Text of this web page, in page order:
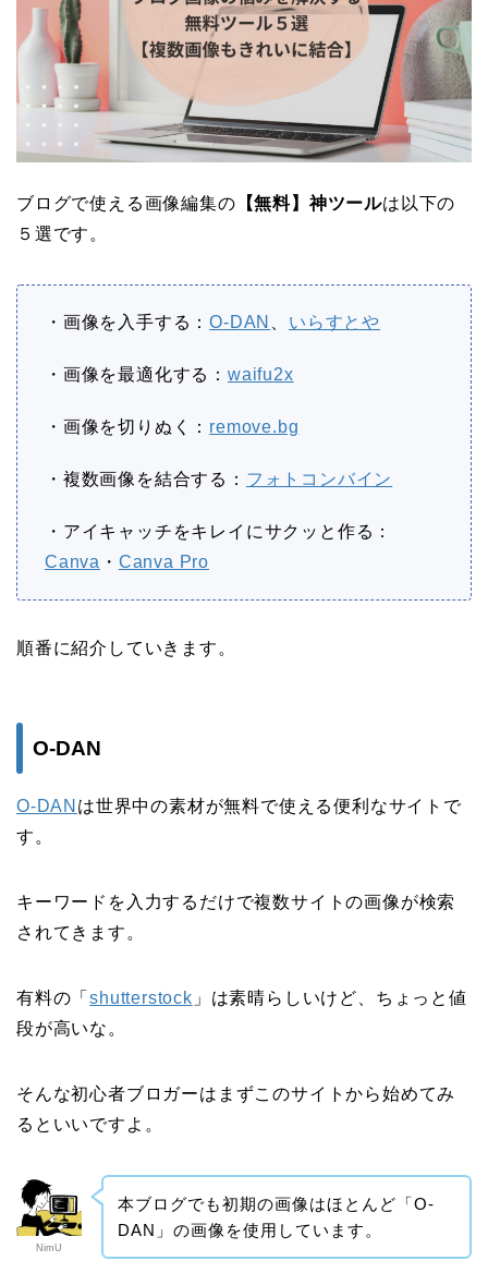
ブログで使える画像編集の 【無料】神ツールは以下の
５選です。
・画像を入手する：O-DAN いらすとや
・画像を最適化する： waifu2x
・画像を切りぬく： remove.bg
・複数画像を結合する： フォトコンバイン
・アイキャッチをキレイにサクッと作る：
Canva ・ Canva Pro
順番に紹介していきます。
O-DAN
O-DAN は世界中の素材が無料で使える便利なサイトで
す。
キーワードを入力するだけで複数サイトの画像が検索
されてきます。
有料の「shutterstock 」は素晴らしいけど、ちょっと値
段が高いな。
そんな初心者ブロガーはまずこのサイトから始めてみ
るといいですよ。
NimU
本ブログでも初期の画像はほとんど「O-
DAN」の画像を使用しています。